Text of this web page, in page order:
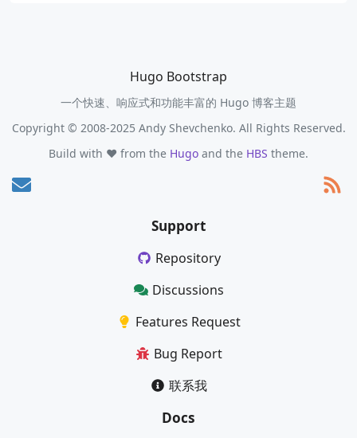
Hugo Bootstrap
一个快速、响应式和功能丰富的 Hugo 博客主题
Copyright © 2008-2025 Andy Shevchenko. All Rights Reserved.
Build with ❤️ from the Hugo and the HBS theme.
Support
Repository
Discussions
Features Request
Bug Report
联系我
Docs